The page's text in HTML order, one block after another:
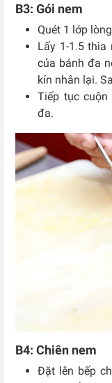
B3: Gói nem
Quét 1 lớp
Lấy 1-1.5 thìa
của bánh đa
kín nhân lại.
Tiếp tục
đa.
B4: Chiên nem
Đặt lên bếp